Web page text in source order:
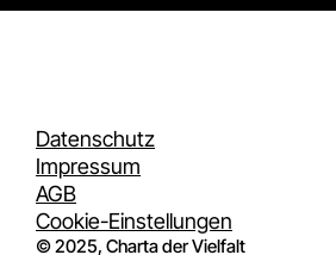
Datenschutz
Impressum
AGB
Cookie-Einstellungen
© 2025, Charta der Vielfalt